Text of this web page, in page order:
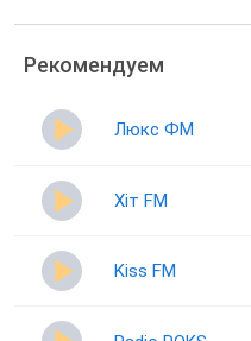
Рекомендуем
Люкс ФМ
Хіт FM
Kiss FM